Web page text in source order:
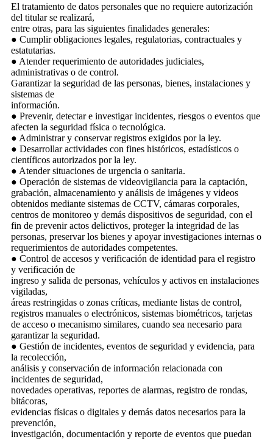
El tratamiento de datos personales que no requiere autorización
del titular se realizará,
entre otras, para las siguientes finalidades generales:
● Cumplir obligaciones legales, regulatorias, contractuales y
estatutarias.
● Atender requerimiento de autoridades judiciales,
administrativas o de control.
Garantizar la seguridad de las personas, bienes, instalaciones y
sistemas de
información.
● Prevenir, detectar e investigar incidentes, riesgos o eventos que
afecten la seguridad física o tecnológica.
● Administrar y conservar registros exigidos por la ley.
● Desarrollar actividades con fines históricos, estadísticos o
científicos autorizados por la ley.
● Atender situaciones de urgencia o sanitaria.
● Operación de sistemas de videovigilancia para la captación,
grabación, almacenamiento y análisis de imágenes y videos
obtenidos mediante sistemas de CCTV, cámaras corporales,
centros de monitoreo y demás dispositivos de seguridad, con el
fin de prevenir actos delictivos, proteger la integridad de las
personas, preservar los bienes y apoyar investigaciones internas o
requerimientos de autoridades competentes.
● Control de accesos y verificación de identidad para el registro
y verificación de
ingreso y salida de personas, vehículos y activos en instalaciones
vigiladas,
áreas restringidas o zonas críticas, mediante listas de control,
registros manuales o electrónicos, sistemas biométricos, tarjetas
de acceso o mecanismo similares, cuando sea necesario para
garantizar la seguridad.
● Gestión de incidentes, eventos de seguridad y evidencia, para
la recolección,
análisis y conservación de información relacionada con
incidentes de seguridad,
novedades operativas, reportes de alarmas, registro de rondas,
bitácoras,
evidencias físicas o digitales y demás datos necesarios para la
prevención,
investigación, documentación y reporte de eventos que puedan